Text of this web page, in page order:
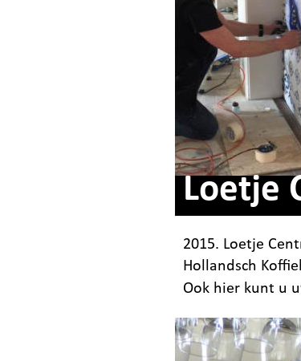
Loetje
2015. Loetje
Hollandsch
Ook hier kunt u